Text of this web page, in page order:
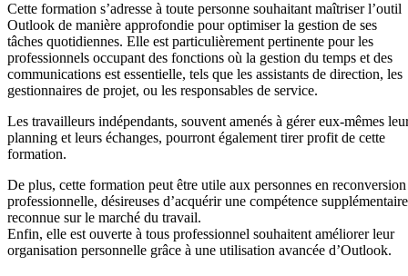
Cette formation s’adresse à toute personne souhaitant maîtriser l’outil
Outlook de manière approfondie pour optimiser la gestion de ses
tâches quotidiennes. Elle est particulièrement pertinente pour les
professionnels occupant des fonctions où la gestion du temps et des
communications est essentielle, tels que les assistants de direction, les
gestionnaires de projet, ou les responsables de service.
Les travailleurs indépendants, souvent amenés à gérer eux-mêmes
planning et leurs échanges, pourront également tirer profit de cette
formation.
De plus, cette formation peut être utile aux personnes en reconversion
professionnelle, désireuses d’acquérir une compétence supplémentaire
reconnue sur le marché du travail.
Enfin, elle est ouverte à tous professionnel souhaitent améliorer leur
organisation personnelle grâce à une utilisation avancée d’Outlook.